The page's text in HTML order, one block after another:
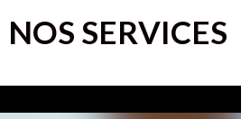
NOS SERVICES